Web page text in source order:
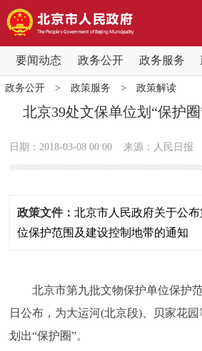
要闻动态 政务公开 政务服务
要闻动态
党中央精神 国务院信息
政务公开
市领导 机构职能
政策兑现 政策解读
决策公开
政务公开> 政策服务 > 政策解读
北京39处文保单位划“保护
日期：2018-03-08 00:00 来源：人民日报
政策文件：北京市人民政府关于公
位保护范围及建设控制地带的通知
北京市第九批文物保护单位保护范
日公布，为大运河(北京段)、贝家花
划出“保护圈”。